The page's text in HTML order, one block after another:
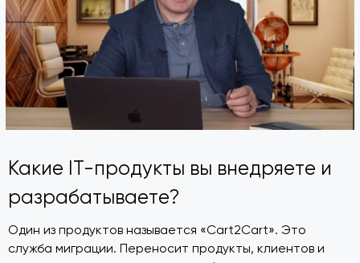
Какие IT-продукты вы внедряете и
разрабатываете?
Один из продуктов называется «Cart2Cart». Это
служба миграции. Переносит продукты, клиентов и